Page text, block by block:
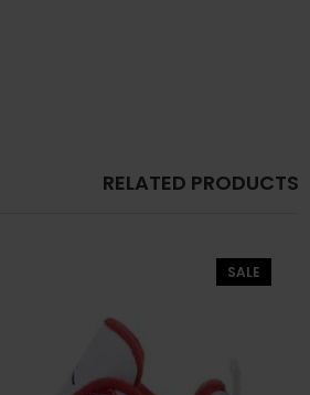
RELATED PRODUCTS
SALE